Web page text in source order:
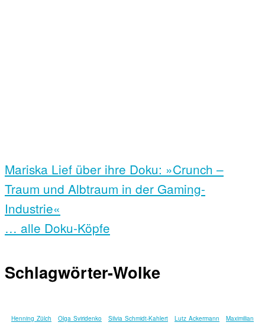
Mariska Lief über ihre Doku: »Crunch –
Traum und Albtraum in der Gaming-
Industrie«
… alle Doku-Köpfe
Schlagwörter-Wolke
Henning Zülch Olga Sviridenko Silvia Schmidt-Kahlert Lutz Ackermann Maximilian